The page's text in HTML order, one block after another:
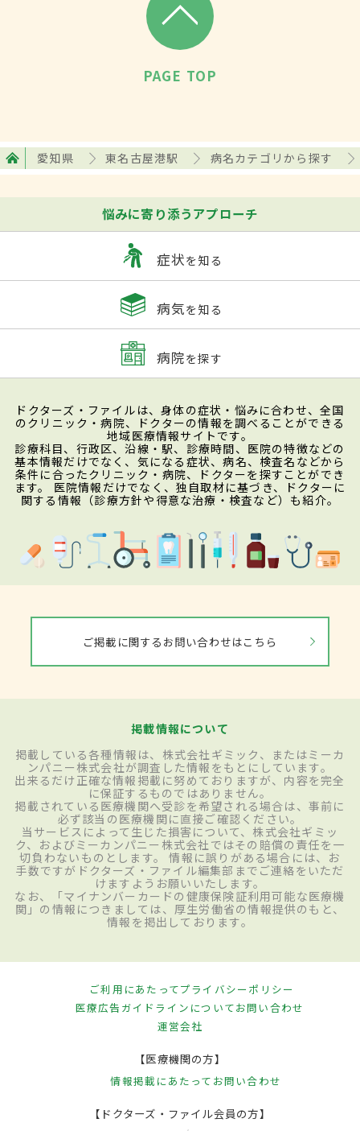
PAGE TOP
愛知県 東名古屋港駅 病名カテゴリから探す
悩みに寄り添うアプローチ
症状を知る
病気を知る
病院を探す
ドクターズ・ファイルは、身体の症状・悩みに合わせ、全国
のクリニック・病院、ドクターの情報を調べることができる
地域医療情報サイトです。
診療科目、行政区、沿線・駅、診療時間、医院の特徴などの
基本情報だけでなく、気になる症状、病名、検査名などから
条件に合ったクリニック・病院、ドクターを探すことができ
ます。 医院情報だけでなく、独自取材に基づき、ドクターに
関する情報（診療方針や得意な治療・検査など）も紹介。
ご掲載に関するお問い合わせはこちら
掲載情報について
掲載している各種情報は、株式会社ギミック、またはミーカ
ンパニー株式会社が調査した情報をもとにしています。
出来るだけ正確な情報掲載に努めておりますが、内容を完全
に保証するものではありません。
掲載されている医療機関へ受診を希望される場合は、事前に
必ず該当の医療機関に直接ご確認ください。
当サービスによって生じた損害について、株式会社ギミッ
ク、およびミーカンパニー株式会社ではその賠償の責任を一
切負わないものとします。 情報に誤りがある場合には、お
手数ですがドクターズ・ファイル編集部までご連絡をいただ
けますようお願いいたします。
なお、「マイナンバーカードの健康保険証利用可能な医療機
関」の情報につきましては、厚生労働省の情報提供のもと、
情報を掲出しております。
ご利用にあたってプライバシーポリシー
医療広告ガイドラインについてお問い合わせ
運営会社
【医療機関の方】
情報掲載にあたって お問い合わせ
【ドクターズ・ファイル会員の方】